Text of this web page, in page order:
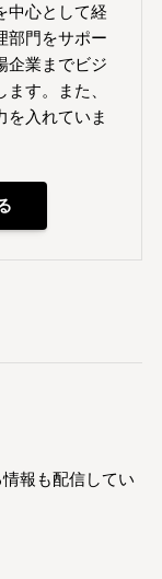
中心として経
部門をサポー
企業までビジ
す。また、
を入れていま
報も配信してい